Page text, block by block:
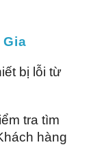
bị lỗi từ
tra tìm
hàng